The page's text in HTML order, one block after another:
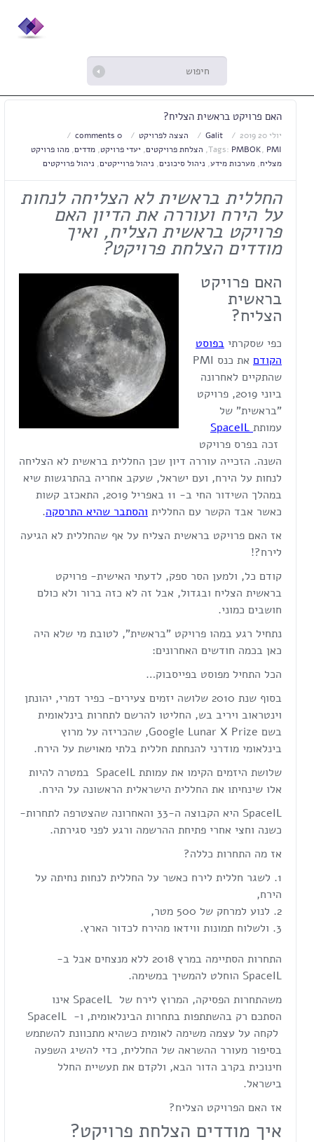
האם פרויקט בראשית הצליח?
יולי 20 2019 Galit הצצה לפרויקט
0 comments
Tags: PMBOK, PMI
, הצלחת פרויקטים, יעדי פרויקט, מדדים, מהו פרויקט
מצליח, מערכות מידע, ניהול סיכונים, ניהול פרוייקטים, ניהול פרויקטים
החללית בראשית לא הצליחה לנחות
על הירח ועוררה את הדיון האם
פרויקט בראשית הצליח, ואיך
מודדים הצלחת פרויקט?
האם פרויקט
בראשית
הצליח?
כפי שסקרתי בפוסט
הקודם
את כנס PMI
שהתקיים לאחרונה
ביוני 2019, פרויקט
"בראשית" של
עמותת
זכה בפרס פרויקט
השנה. הזכייה עוררה דיון שכן החללית בראשית לא הצליחה
לנחות על הירח, ועם ישראל, שעקב אחריה בהתרגשות שיא
במהלך השידור החי ב- 11 באפריל 2019, התאכזב קשות
כאשר אבד הקשר עם החללית והסתבר שהיא התרסקה.
אז האם פרויקט בראשית הצליח על אף שהחללית לא הגיעה
לירח?!
קודם כל, ולמען הסר ספק, לדעתי האישית- פרויקט
בראשית הצליח ובגדול, אבל זה לא כזה ברור ולא כולם
חושבים כמוני.
נתחיל רגע במהו פרויקט "בראשית", לטובת מי שלא היה
כאן בכמה חודשים האחרונים:
הכל התחיל מפוסט בפייסבוק…
בסוף שנת 2010 שלושה יזמים צעירים- כפיר דמרי, יהונתן
וינטראוב ויריב בש, החליטו להרשם לתחרות בינלאומית
בשם Google Lunar X Prize, שהכריזה על מרוץ
בינלאומי מודרני להנחתת חללית בלתי מאוישת על הירח.
שלושת היזמים הקימו את עמותת SpaceIL במטרה להיות
אלו שינחיתו את החללית הישראלית הראשונה על הירח.
SpaceIL היא הקבוצה ה-33 והאחרונה שהצטרפה לתחרות-
כשנה וחצי אחרי פתיחת ההרשמה ורגע לפני סגירתה.
אז מה התחרות כללה?
לשגר חללית לירח כאשר על החללית לנחות נחיתה על
הירח,
לנוע למרחק של 500 מטר,
ולשלוח תמונות ווידאו מהירח לכדור הארץ.
התחרות הסתיימה במרץ 2018 ללא מנצחים אבל ב-
SpaceIL הוחלט להמשיך במשימה.
משהתחרות הפסיקה, המרוץ לירח של SpaceIL אינו
הסתכם רק בהשתתפות בתחרות הבינלאומית, ו- SpaceIL
לקחה על עצמה משימה לאומית כשהיא מתכוונת להשתמש
בסיפור מעורר ההשראה של החללית, כדי להשיג השפעה
חינוכית בקרב הדור הבא, ולקדם את תעשיית החלל
בישראל.
אז האם הפרויקט הצליח?
איך מודדים הצלחת פרויקט?